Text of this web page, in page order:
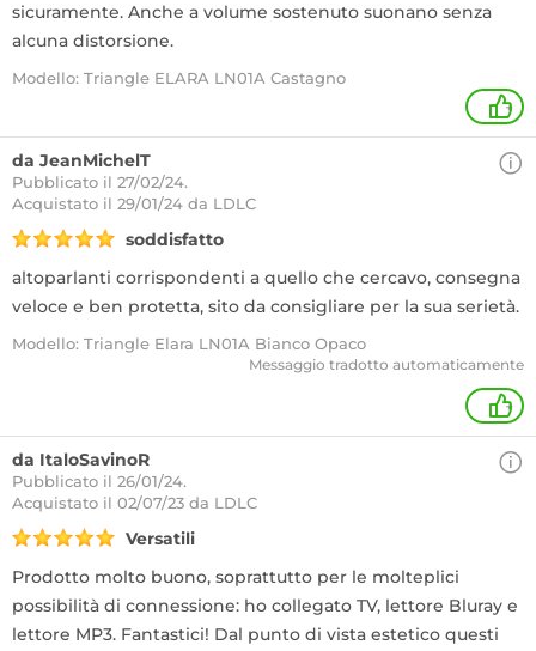
sicuramente. Anche a volume sostenuto suonano senza
alcuna distorsione.
Modello: Triangle ELARA LN01A Castagno
+
da JeanMichelT
Pubblicato il 27/02/24.
Acquistato il 29/01/24 da LDLC
soddisfatto
altoparlanti corrispondenti a quello che cercavo, consegna
veloce e ben protetta, sito da consigliare per la sua serietà.
Modello: Triangle Elara LN01A Bianco Opaco
Messaggio tradotto automaticamente
+
da ItaloSavinoR
Pubblicato il 26/01/24.
Acquistato il 02/07/23 da LDLC
Versatili
Prodotto molto buono, soprattutto per le molteplici
possibilità di connessione: ho collegato TV, lettore Bluray e
lettore MP3. Fantastici! Dal punto di vista estetico questi